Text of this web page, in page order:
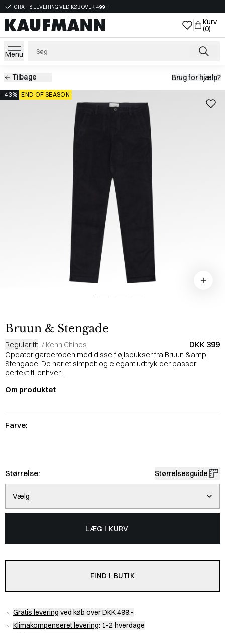
GRATIS LEVERING VED KØB OVER 499,-
Kurv
(0)
Menu
Tilbage Brug for hjælp?
-43% END OF SEASON
Bruun & Stengade
Regular fit / Kenn Chinos DKK 399
Opdater garderoben med disse fløjlsbukser fra Bruun &amp;
Stengade. De har et simpelt og elegant udtryk der passer
perfekt til enhver l...
Om produktet
Farve:
Størrelse: Størrelsesguide
Vælg
LÆG I KURV
FIND I BUTIK
Gratis levering ved køb over DKK 499,-
Klimakompenseret levering: 1-2 hverdage